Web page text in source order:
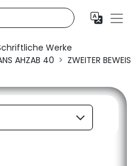
Werke
AHZAB 40
ZWEITER BEWEIS